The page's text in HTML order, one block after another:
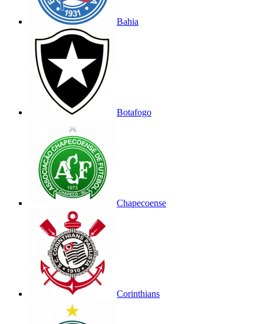
Bahia
Botafogo
Chapecoense
Corinthians